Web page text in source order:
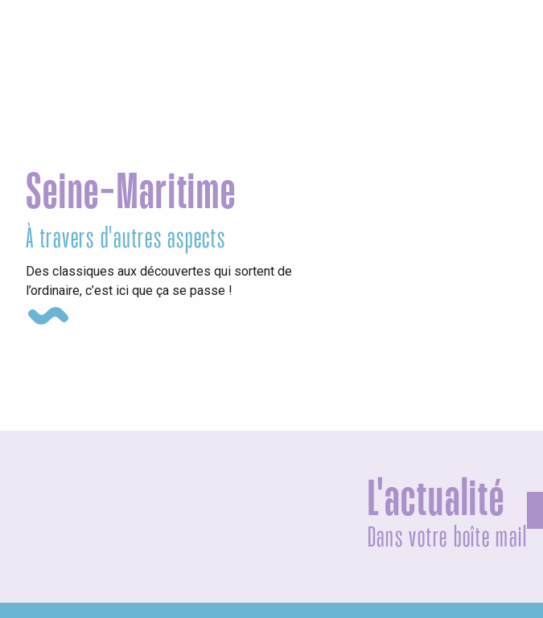
Seine-Maritime
À travers d'autres aspects
Des classiques aux découvertes qui sortent de
l’ordinaire, c’est ici que ça se passe !
L'actualité
Dans votre boîte mail